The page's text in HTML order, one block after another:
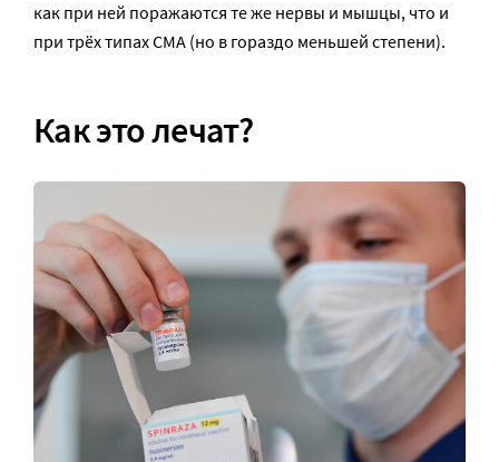
как при ней поражаются те же нервы и мышцы, что и
при трёх типах СМА (но в гораздо меньшей степени).
Как это лечат?